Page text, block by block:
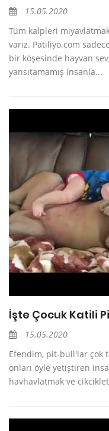
15.05.2020
Tüm kalpleri
varız. Patiliyo.com
bir köşesinde hayvan
yansıtamamış insanla...
İşte Çocuk Katili
15.05.2020
Efendim, pit-bull'lar çok
onları öyle yetiştiren
havhavlatmak ve